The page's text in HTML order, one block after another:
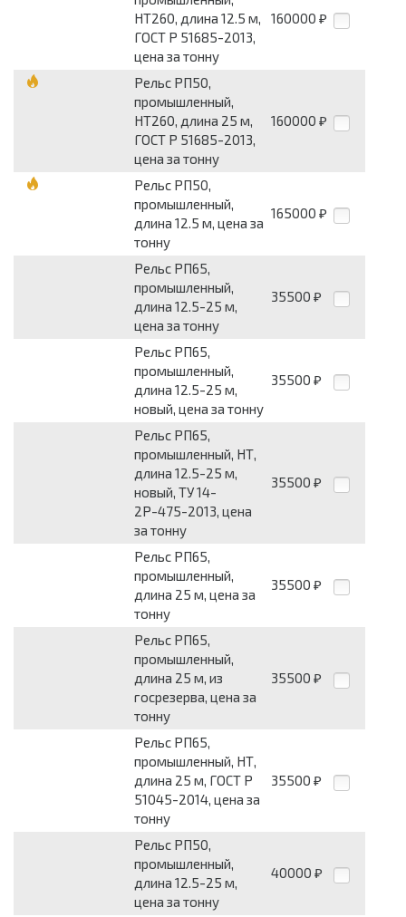
НТ260, длина 12.5 м,
ГОСТ Р 51685-2013,
цена за тонну
160000 ₽
Рельс РП50,
промышленный,
НТ260, длина 25 м,
ГОСТ Р 51685-2013,
цена за тонну
160000 ₽
Рельс РП50,
промышленный,
длина 12.5 м, цена за
тонну
165000 ₽
Рельс РП65,
промышленный,
длина 12.5-25 м,
цена за тонну
35500 ₽
Рельс РП65,
промышленный,
длина 12.5-25 м,
новый, цена за тонну
35500 ₽
Рельс РП65,
промышленный, НТ,
длина 12.5-25 м,
новый, ТУ 14-
2Р-475-2013, цена
за тонну
35500 ₽
Рельс РП65,
промышленный,
длина 25 м, цена за
тонну
35500 ₽
Рельс РП65,
промышленный,
длина 25 м, из
госрезерва, цена за
тонну
35500 ₽
Рельс РП65,
промышленный, НТ,
длина 25 м, ГОСТ Р
51045-2014, цена за
тонну
35500 ₽
Рельс РП50,
промышленный,
длина 12.5-25 м,
цена за тонну
40000 ₽